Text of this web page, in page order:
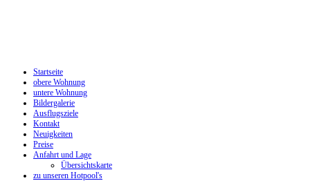
Startseite
obere Wohnung
untere Wohnung
Bildergalerie
Ausflugsziele
Kontakt
Neuigkeiten
Preise
Anfahrt und Lage
Übersichtskarte
zu unseren Hotpool's